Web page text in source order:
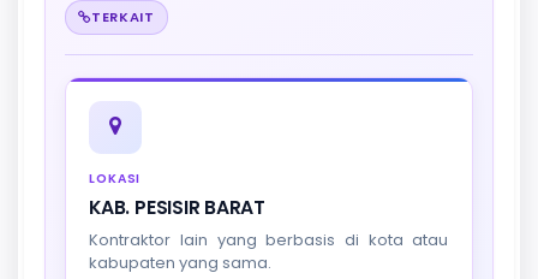
TERKAIT
LOKASI
KAB. PESISIR BARAT
Kontraktor lain yang berbasis di kota atau
kabupaten yang sama.